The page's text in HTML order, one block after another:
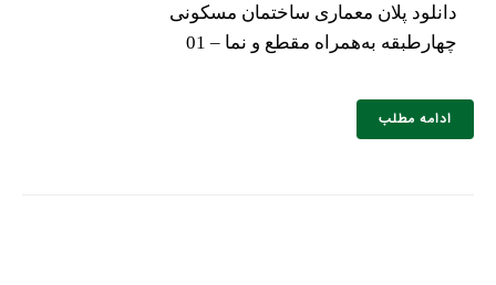
دانلود پلان معماری ساختمان مسکونی
چهارطبقه به‌همراه مقطع و نما – 01
ادامه مطلب